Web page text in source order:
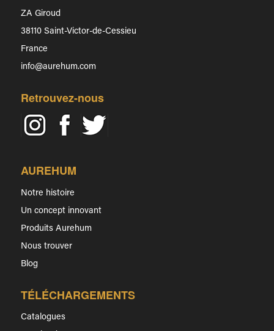
ZA Giroud
38110 Saint-Victor-de-Cessieu
France
info@aurehum.com
Retrouvez-nous
AUREHUM
Notre histoire
Un concept innovant
Produits Aurehum
Nous trouver
Blog
TÉLÉCHARGEMENTS
Catalogues